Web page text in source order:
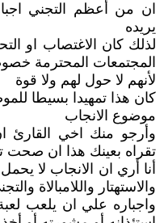
ان من أعظم التجني
يريده
لذلك كان الاغتصاب او
المجتمعات المحترمة
لأنهم لا حول لهم ولا قوة
كان هذا تمهيدا بسيطا
موضوع الانجاب
وأرجو منك اخي القارئ
تقراه بعينك هذا ان صحت
أنا أري ان الانجاب لا
والاستهتار واللامبالاة
واجباره علي ان يلعب